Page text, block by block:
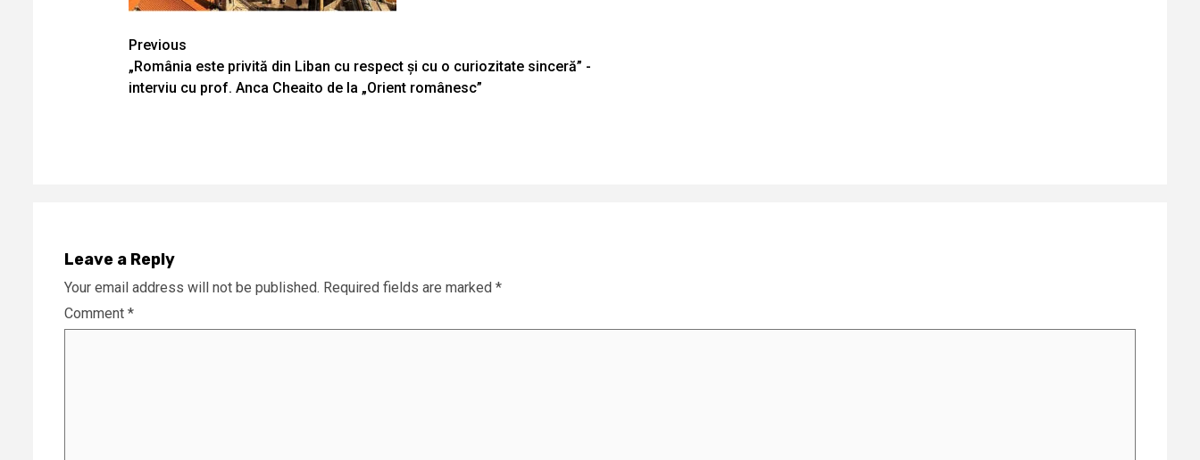
Continue
Reading
Previous
„România este privită din Liban cu respect și cu o curiozitate sinceră” -
interviu cu prof. Anca Cheaito de la „Orient românesc”
Leave a Reply
Your email address will not be published. Required fields are marked *
Comment *